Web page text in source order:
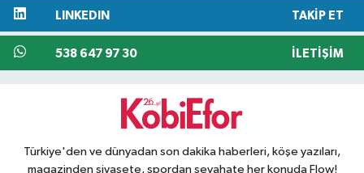
LINKEDIN TAKIP ET
538 647 97 30 İLETIŞIM
Türkiye'den ve dünyadan son dakika haberleri, köşe yazıları,
magazinden siyasete, spordan seyahate her konuda Flow!